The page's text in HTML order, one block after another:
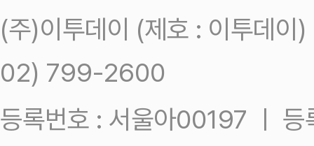
(주)이투데이 (제호 : 이투데
02) 799-2600
등록번호 : 서울아00197 ㅣ